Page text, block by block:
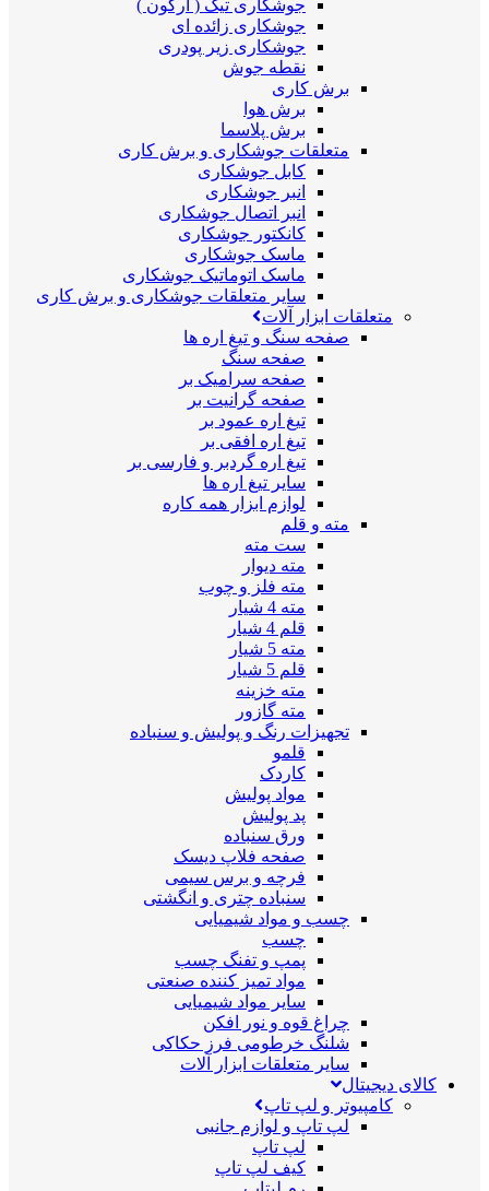
جوشکاری تیگ ( آرگون )
جوشکاری زائده ای
جوشکاری زیر پودری
نقطه جوش
برش کاری
برش هوا
برش پلاسما
متعلقات جوشکاری و برش کاری
کابل جوشکاری
انبر جوشکاری
انبر اتصال جوشکاری
کانکتور جوشکاری
ماسک جوشکاری
ماسک اتوماتیک جوشکاری
سایر متعلقات جوشکاری و برش کاری
متعلقات ابزار آلات
صفحه سنگ و تیغ اره ها
صفحه سنگ
صفحه سرامیک بر
صفحه گرانیت بر
تیغ اره عمود بر
تیغ اره افقی بر
تیغ اره گردبر و فارسی بر
سایر تیغ اره ها
لوازم ابزار همه کاره
مته و قلم
ست مته
مته دیوار
مته فلز و چوب
مته 4 شیار
قلم 4 شیار
مته 5 شیار
قلم 5 شیار
مته خزینه
مته گازور
تجهیزات رنگ و پولیش و سنباده
قلمو
کاردک
مواد پولیش
پد پولیش
ورق سنباده
صفحه فلاپ دیسک
فرچه و برس سیمی
سنباده چتری و انگشتی
چسب و مواد شیمیایی
چسب
پمپ و تفنگ چسب
مواد تمیز کننده صنعتی
سایر مواد شیمیایی
چراغ قوه و نور افکن
شلنگ خرطومی فرز حکاکی
سایر متعلقات ابزار آلات
کالای دیجیتال
کامپیوتر و لپ تاپ
لپ تاپ و لوازم جانبی
لپ تاپ
کیف لپ تاپ